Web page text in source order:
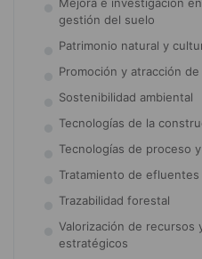
gestión del suelo
Patrimonio natural y
Promoción y atracción
Sostenibilidad ambiental
Tecnologías de la
Tecnologías de proceso
Tratamiento de
Trazabilidad forestal
Valorización de recursos
estratégicos